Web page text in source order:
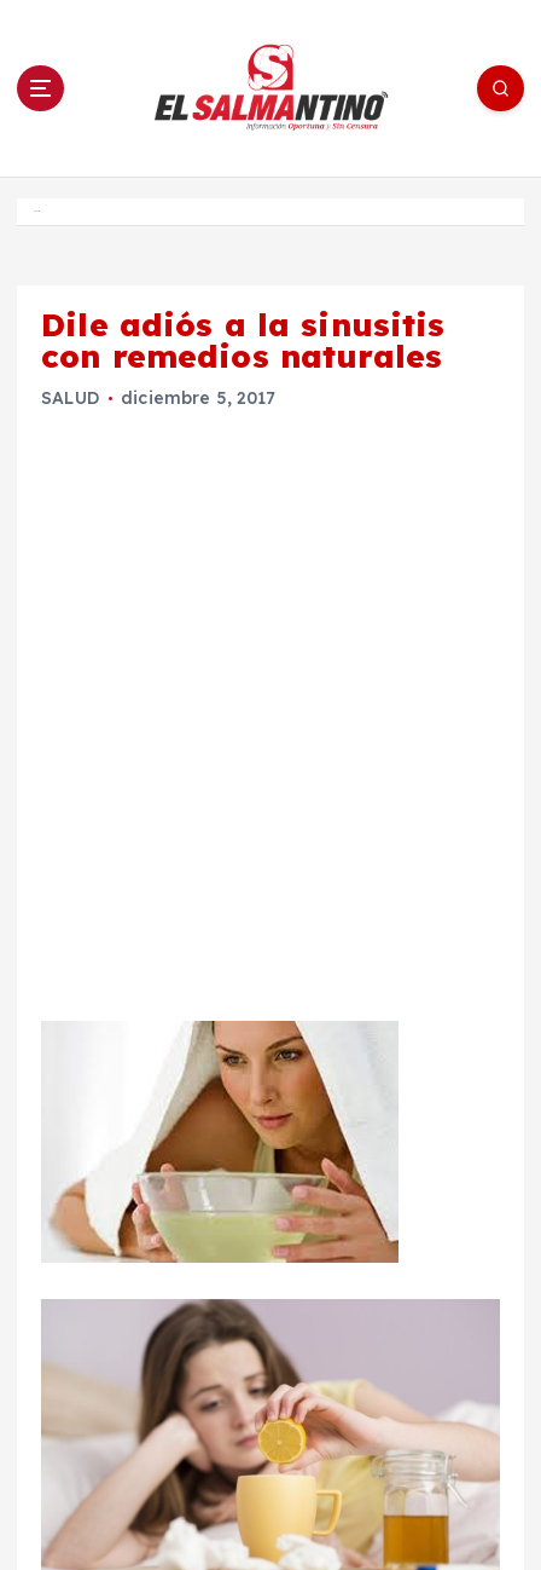
n El Salmantino - medios/noticias/editorial
Dile adiós a la sinusitis
con remedios naturales
SALUD diciembre 5, 2017